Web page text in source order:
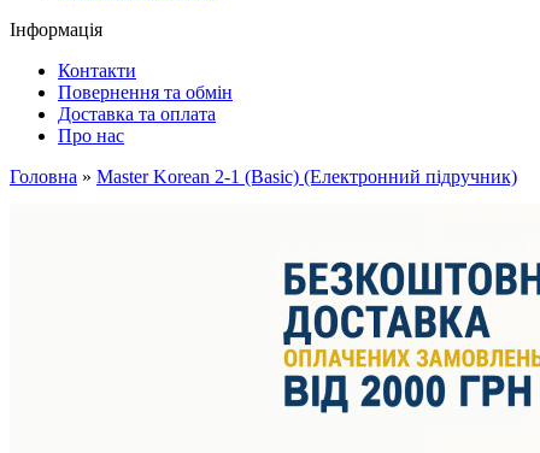
Інформація
Контакти
Повернення та обмін
Доставка та оплата
Про нас
Головна » Master Korean 2-1 (Basic) (Електронний підручник)